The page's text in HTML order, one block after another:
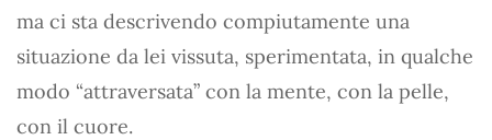
ma ci sta descrivendo compiutamente una
situazione da lei vissuta, sperimentata, in qualche
modo “attraversata” con la mente, con la pelle,
con il cuore.